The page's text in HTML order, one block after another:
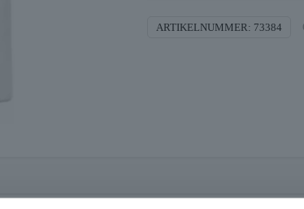
ARTIKELNUMMER: 73384